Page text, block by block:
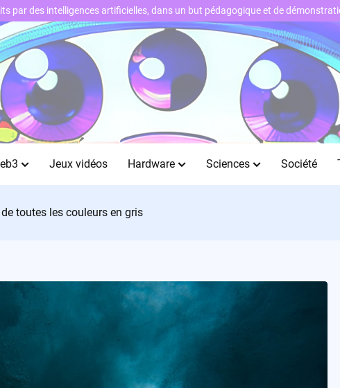
Jeux vidéos Hardware Sciences Société
toutes les couleurs en gris
par des intelligences artificielles, dans un but pédagogique et de